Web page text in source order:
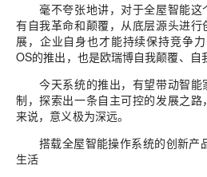
毫不夸张地讲，对于全屋智能这
有自我革命和颠覆，从底层源头进
展，企业自身也才能持续保持竞争
OS的推出，也是欧瑞博自我颠覆、自
今天系统的推出，有望带动智能
制，探索出一条自主可控的发展之
来说，意义极为深远。
搭载全屋智能操作系统的创新产
生活